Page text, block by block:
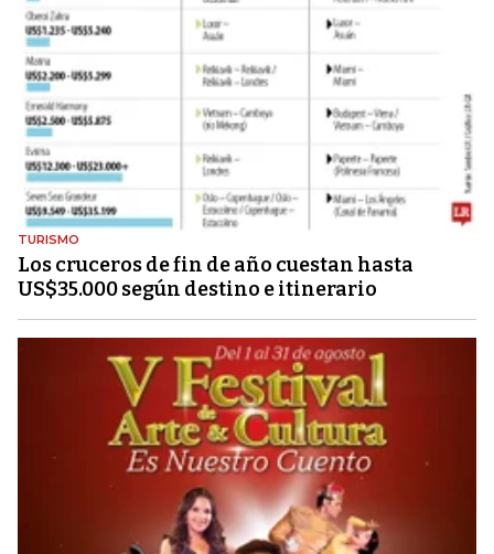
TURISMO
Los cruceros de fin de año cuestan hasta
US$35.000 según destino e itinerario